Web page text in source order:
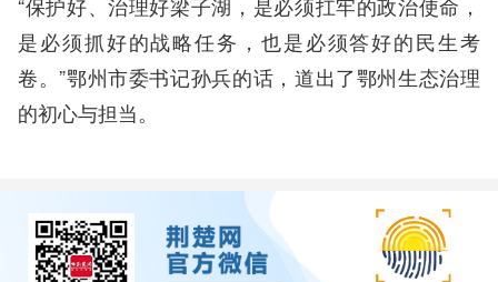
是必须抓好的战略任务，也是必须答好的民生考
卷。”鄂州市委书记孙兵的话，道出了鄂州生态治理
的初心与担当。